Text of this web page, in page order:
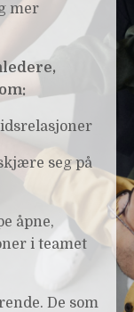
mer
seg på
åpne,
i teamet
De som